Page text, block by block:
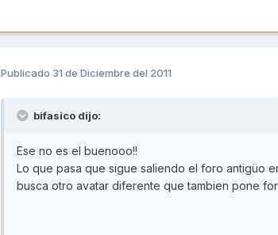
Publicado 31 de Diciembre del 2011
bifasico dijo:
Ese no es el buenooo!!
Lo que pasa que sigue saliendo el foro antigüo
busca otro avatar diferente que tambien pone